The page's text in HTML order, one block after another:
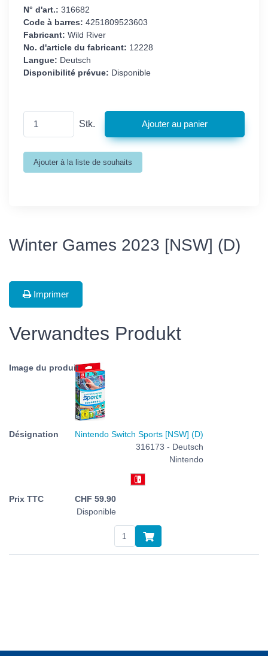
N° d'art.: 316682
Code à barres: 4251809523603
Fabricant: Wild River
No. d'article du fabricant: 12228
Langue: Deutsch
Disponibilité prévue: Disponible
Stk.
Winter Games 2023 [NSW] (D)
Imprimer
Verwandtes Produkt
Nintendo Switch Sports [NSW] (D)
316173 - Deutsch
Nintendo
CHF 59.90
Disponible